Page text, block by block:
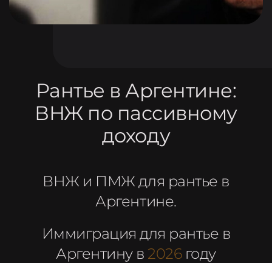
Рантье в Аргентине:
ВНЖ по пассивному
доходу
ВНЖ и ПМЖ для рантье в
Аргентине.
Иммиграция для рантье в
Аргентину в 2026году